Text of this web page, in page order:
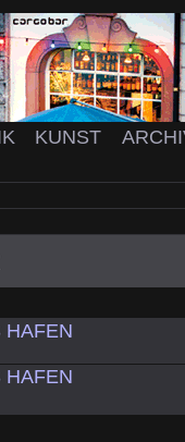
KUNST
HAFEN
HAFEN